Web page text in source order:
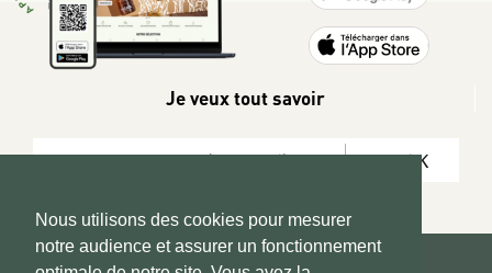
Nous utilisons des cookies pour mesurer
notre audience et assurer un fonctionnement
Je veux tout savoir
OK